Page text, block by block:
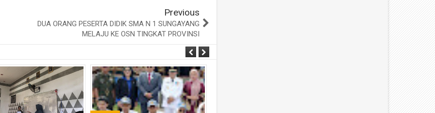
Previous
DUA ORANG PESERTA DIDIK SMA N 1 SUNGAYANG
MELAJU KE OSN TINGKAT PROVINSI